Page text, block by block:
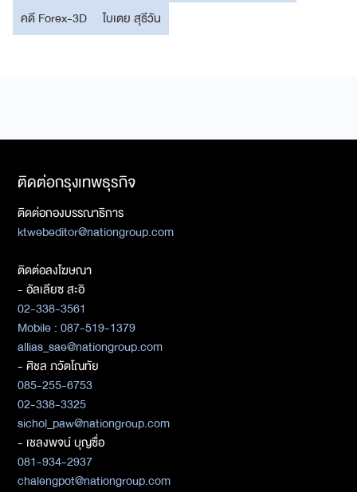
คดี Forex-3D
ใบเตย สุธีวัน
ติดต่อกรุงเทพธุรกิจ
ติดต่อกองบรรณาธิการ
ktwebeditor@nationgroup.com
ติดต่อลงโฆษณา
- อัลเลียซ สะอิ
02-338-3561
Mobile : 087-519-1379
allias_sae@nationgroup.com
- ศิชล ภวัตโณทัย
085-255-6753
02-338-3325
sichol_paw@nationgroup.com
- เชลงพจน์ บุญซื่อ
081-934-2937
chalengpot@nationgroup.com